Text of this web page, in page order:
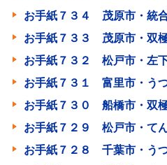
お手紙７３４ 茂原市・統
お手紙７３３ 茂原市・双
お手紙７３２ 松戸市・左
お手紙７３１ 富里市・う
お手紙７３０ 船橋市・双
お手紙７２９ 松戸市・て
お手紙７２８ 千葉市・う